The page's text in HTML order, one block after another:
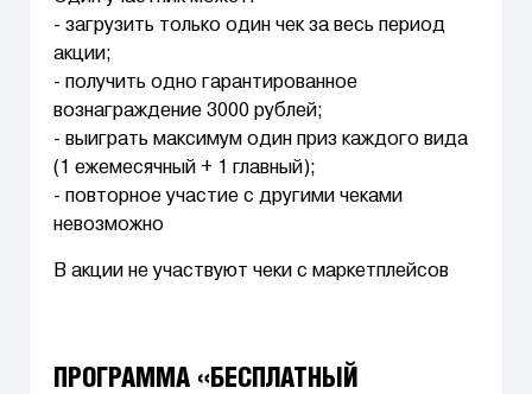
- загрузить только один чек за весь период
акции;
- получить одно гарантированное
вознаграждение 3000 рублей;
- выиграть максимум один приз каждого вида
(1 ежемесячный + 1 главный);
- повторное участие с другими чеками
невозможно
В акции не участвуют чеки с маркетплейсов
ПРОГРАММА «БЕСПЛАТНЫЙ